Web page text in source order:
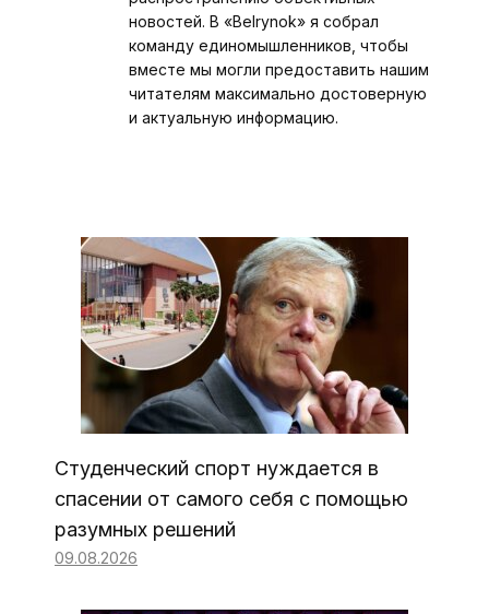
новостей. В «Belrynok» я собрал
команду единомышленников, чтобы
вместе мы могли предоставить нашим
читателям максимально достоверную
и актуальную информацию.
Студенческий спорт нуждается в
спасении от самого себя с помощью
разумных решений
09.08.2026